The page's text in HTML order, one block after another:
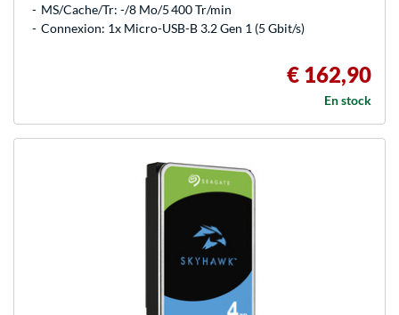
MS/Cache/Tr: -/8 Mo/5 400 Tr/min
Connexion: 1x Micro-USB-B 3.2 Gen 1 (5 Gbit/s)
€ 162,90
En stock